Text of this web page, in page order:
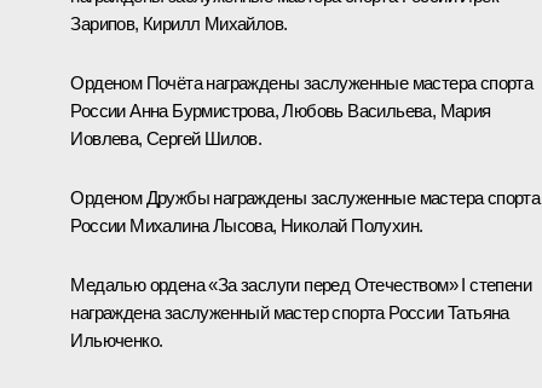
Зарипов, Кирилл Михайлов.
Орденом Почётанаграждены заслуженные мастера спорта
России Анна Бурмистрова, Любовь Васильева, Мария
Иовлева, Сергей Шилов.
Орденом Дружбы награждены заслуженные мастера спорта
России Михалина Лысова, Николай Полухин.
Медалью ордена «За заслуги перед Отечеством»I степени
награждена заслуженный мастер спорта России Татьяна
Ильюченко.